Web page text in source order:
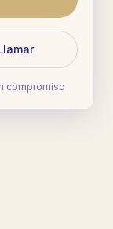
compromiso